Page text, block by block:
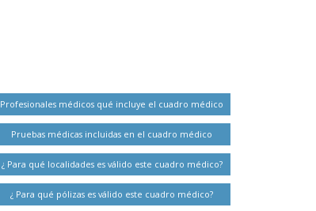
Profesionales médicos qué incluye el cuadro médico
Pruebas médicas incluidas en el cuadro médico
¿ Para qué localidades es válido este cuadro médico?
¿ Para qué pólizas es válido este cuadro médico?